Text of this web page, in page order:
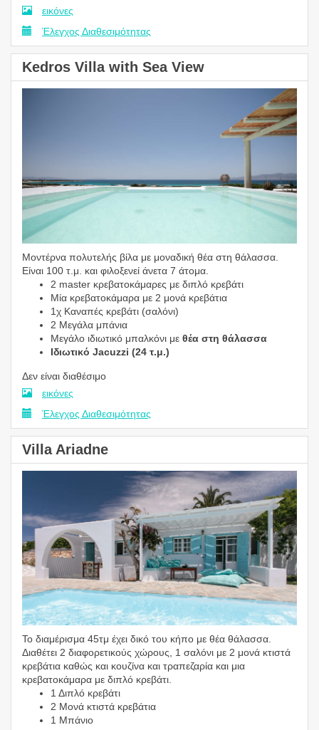
εικόνες
Έλεγχος Διαθεσιμότητας
Kedros Villa with Sea View
Μοντέρνα πολυτελής βίλα με μοναδική θέα στη θάλασσα.
Είναι 100 τ.μ. και φιλοξενεί άνετα 7 άτομα.
2 master κρεβατοκάμαρες με διπλό κρεβάτι
Μία κρεβατοκάμαρα με 2 μονά κρεβάτια
1χ Καναπές κρεβάτι (σαλόνι)
2 Μεγάλα μπάνια
Μεγάλο ιδιωτικό μπαλκόνι με θέα στη θάλασσα
Ιδιωτικό Jacuzzi (24 τ.μ.)
Δεν είναι διαθέσιμο
εικόνες
Έλεγχος Διαθεσιμότητας
Villa Ariadne
Το διαμέρισμα 45τμ έχει δικό του κήπο με θέα θάλασσα.
Διαθέτει 2 διαφορετικούς χώρους, 1 σαλόνι με 2 μονά κτιστά
κρεβάτια καθώς και κουζίνα και τραπεζαρία και μια
κρεβατοκάμαρα με διπλό κρεβάτι.
1 Διπλό κρεβάτι
2 Μονά κτιστά κρεβάτια
1 Μπάνιο